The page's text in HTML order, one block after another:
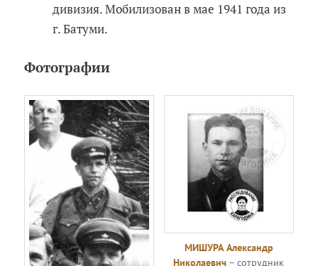
дивизия. Мобилизован в мае 1941 года из
г. Батуми.
Фотографии
МИШУРА Александр
Николаевич – сотрудник